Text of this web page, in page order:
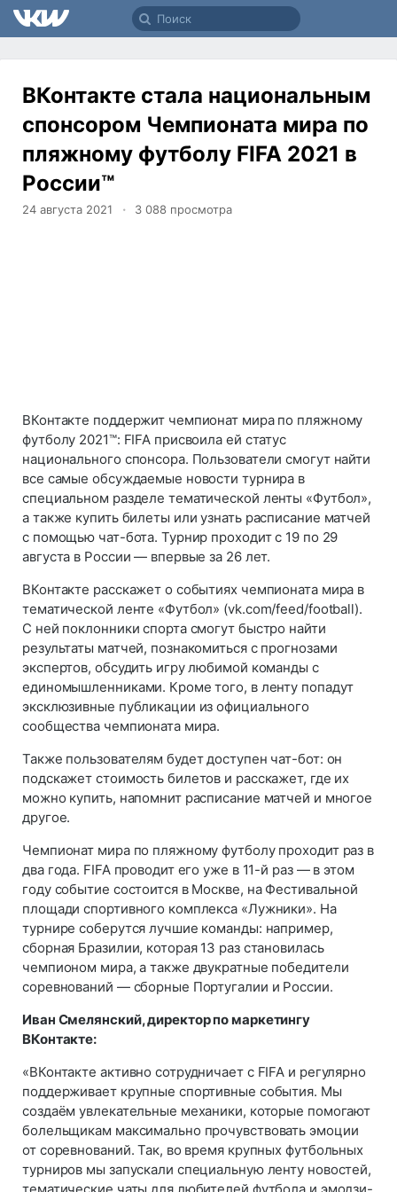
ВКонтакте стала национальным
спонсором Чемпионата мира по
пляжному футболу FIFA 2021 в
России™
24 августа 2021 3 088 просмотра
ВКонтакте поддержит чемпионат мира по пляжному
футболу 2021™: FIFA присвоила ей статус
национального спонсора. Пользователи смогут найти
все самые обсуждаемые новости турнира в
специальном разделе тематической ленты «Футбол»,
а также купить билеты или узнать расписание матчей
с помощью чат-бота. Турнир проходит с 19 по 29
августа в России — впервые за 26 лет.
ВКонтакте расскажет о событиях чемпионата мира в
тематической ленте «Футбол» (vk.com/feed/football).
С ней поклонники спорта смогут быстро найти
результаты матчей, познакомиться с прогнозами
экспертов, обсудить игру любимой команды с
единомышленниками. Кроме того, в ленту попадут
эксклюзивные публикации из официального
сообщества чемпионата мира.
Также пользователям будет доступен чат-бот: он
подскажет стоимость билетов и расскажет, где их
можно купить, напомнит расписание матчей и многое
другое.
Чемпионат мира по пляжному футболу проходит раз в
два года. FIFA проводит его уже в 11-й раз — в этом
году событие состоится в Москве, на Фестивальной
площади спортивного комплекса «Лужники». На
турнире соберутся лучшие команды: например,
сборная Бразилии, которая 13 раз становилась
чемпионом мира, а также двукратные победители
соревнований — сборные Португалии и России.
Иван Смелянский, директор по маркетингу
ВКонтакте:
«ВКонтакте активно сотрудничает с FIFA и регулярно
поддерживает крупные спортивные события. Мы
создаём увлекательные механики, которые помогают
болельщикам максимально прочувствовать эмоции
от соревнований. Так, во время крупных футбольных
турниров мы запускали специальную ленту новостей,